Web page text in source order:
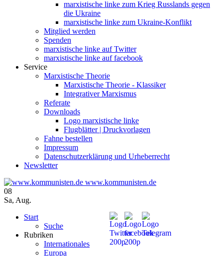
marxistische linke zum Krieg Russlands gegen
die Ukraine
marxistische linke zum Ukraine-Konflikt
Mitglied werden
Spenden
marxistische linke auf Twitter
marxistische linke auf facebook
Service
Marxistische Theorie
Marxistische Theorie - Klassiker
Integrativer Marxismus
Referate
Downloads
Logo marxistische linke
Flugblätter | Druckvorlagen
Fahne bestellen
Impressum
Datenschutzerklärung und Urheberrecht
Newsletter
www.kommunisten.de
08
Sa, Aug.
Start
Suche
Rubriken
Internationales
Europa